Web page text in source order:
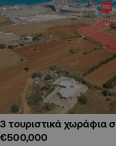
3 τουριστικά χωράφια
€500,000